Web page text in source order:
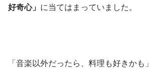
好奇心」 に当てはまっていました。
「音楽以外だったら、料理も好きかも